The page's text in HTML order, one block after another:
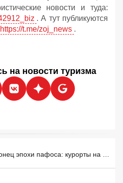
новости и туда:
. А тут публикуются
https://t.me/zoj_news .
на новости туризма
Конец эпохи пафоса: курорты на Мальдивах массово отменяют роскошь